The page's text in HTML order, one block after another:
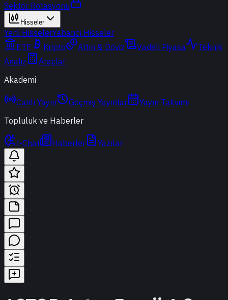
Sektör Rotasyonu
Hisseler
Yerli HisselerYabancı Hisseler
ETF
Kripto Altın & Döviz Vadeli Piyasa
Teknik
Analiz
Araçlar
Akademi
Canlı Yayın Geçmiş Yayınlar
Yayın Takvimi
Topluluk ve Haberler
t-Chat Haberler Yazılar